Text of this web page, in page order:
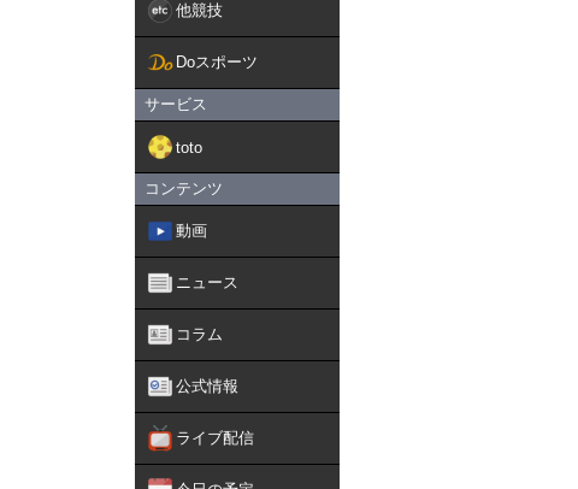
他競技
Doスポーツ
サービス
toto
コンテンツ
動画
ニュース
コラム
公式情報
ライブ配信